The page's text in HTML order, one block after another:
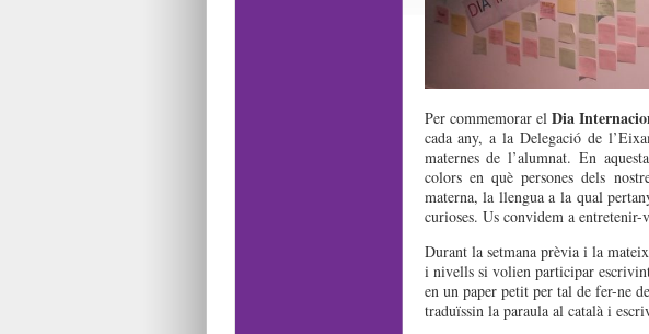
Per commemorar el Dia
cada any, a la Delegació de
maternes de l’alumnat. En
colors en què persones dels
materna, la llengua a la qual
curioses. Us convidem a entretenir-
Durant la setmana prèvia i la
i nivells si volien participar
en un paper petit per tal de fer-ne
traduïssin la paraula al català i